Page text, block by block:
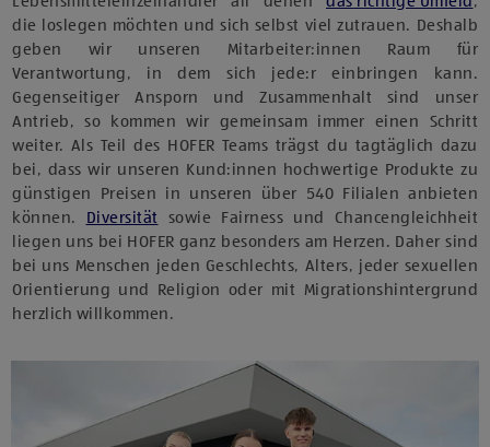
die loslegen möchten und sich selbst viel zutrauen. Deshalb
geben wir unseren Mitarbeiter:innen Raum für
Verantwortung, in dem sich jede:r einbringen kann.
Gegenseitiger Ansporn und Zusammenhalt sind unser
Antrieb, so kommen wir gemeinsam immer einen Schritt
weiter. Als Teil des HOFER Teams trägst du tagtäglich dazu
bei, dass wir unseren Kund:innen hochwertige Produkte zu
günstigen Preisen in unseren über 540 Filialen anbieten
können. Diversität sowie Fairness und Chancengleichheit
liegen uns bei HOFER ganz besonders am Herzen. Daher sind
bei uns Menschen jeden Geschlechts, Alters, jeder sexuellen
Orientierung und Religion oder mit Migrationshintergrund
herzlich willkommen.